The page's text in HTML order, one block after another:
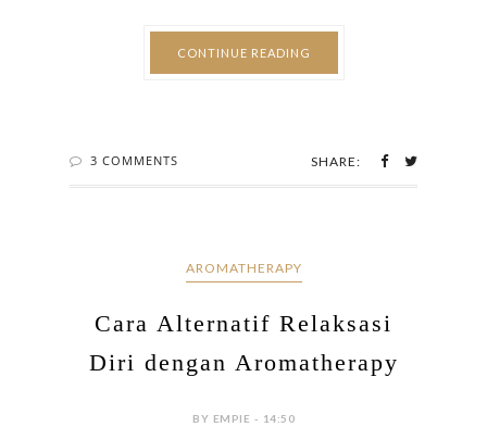
CONTINUE READING
3 COMMENTS SHARE:
AROMATHERAPY
Cara Alternatif Relaksasi
Diri dengan Aromatherapy
BY EMPIE - 14:50